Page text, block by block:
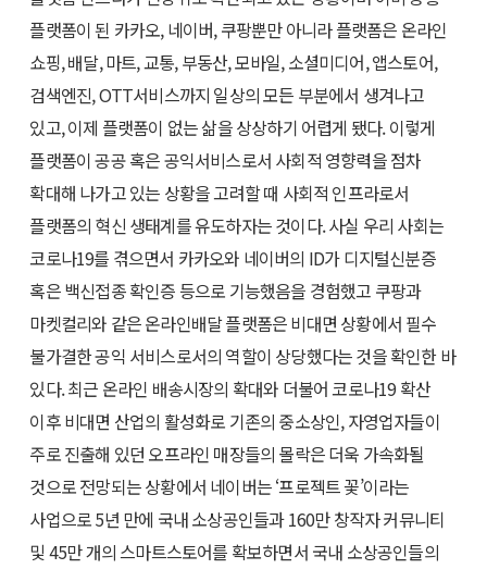
플랫폼이 된 카카오, 네이버, 쿠팡뿐만 아니라 플랫폼은 온라인
쇼핑, 배달, 마트, 교통, 부동산, 모바일, 소셜미디어, 앱스토어,
검색엔진, OTT서비스까지 일상의 모든 부분에서 생겨나고
있고, 이제 플랫폼이 없는 삶을 상상하기 어렵게 됐다. 이렇게
플랫폼이 공공 혹은 공익서비스로서 사회적 영향력을 점차
확대해 나가고 있는 상황을 고려할 때 사회적 인프라로서
플랫폼의 혁신 생태계를 유도하자는 것이다. 사실 우리 사회는
코로나19를 겪으면서 카카오와 네이버의 ID가 디지털신분증
혹은 백신접종 확인증 등으로 기능했음을 경험했고 쿠팡과
마켓컬리와 같은 온라인배달 플랫폼은 비대면 상황에서 필수
불가결한 공익 서비스로서의 역할이 상당했다는 것을 확인한 바
있다. 최근 온라인 배송시장의 확대와 더불어 코로나19 확산
이후 비대면 산업의 활성화로 기존의 중소상인, 자영업자들이
주로 진출해 있던 오프라인 매장들의 몰락은 더욱 가속화될
것으로 전망되는 상황에서 네이버는 ‘프로젝트 꽃’이라는
사업으로 5년 만에 국내 소상공인들과 160만 창작자 커뮤니티
및 45만 개의 스마트스토어를 확보하면서 국내 소상공인들의